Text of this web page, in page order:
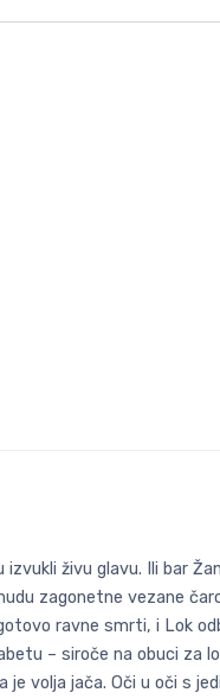
živu glavu. Ili bar
zagonetne vezane
ravne smrti, i Lok
– siroče na obuci za
je volja jača. Oči u oči s